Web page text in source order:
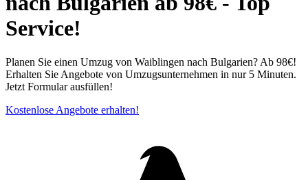
Service!
Planen Sie einen Umzug von Waiblingen nach Bulgarien? Ab 98€!
Erhalten Sie Angebote von Umzugsunternehmen in nur 5 Minuten.
Jetzt Formular ausfüllen!
Kostenlose Angebote erhalten!